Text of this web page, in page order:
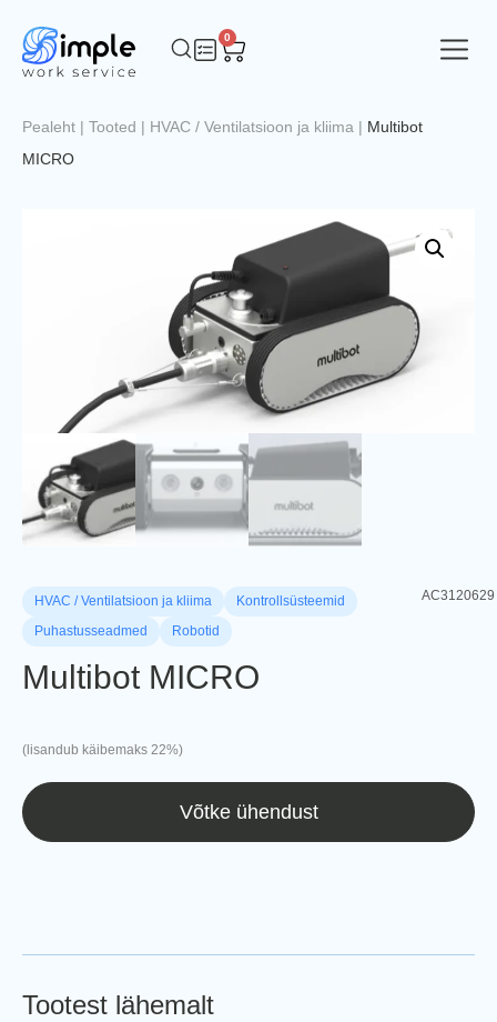
0
Pealeht | Tooted | HVAC / Ventilatsioon ja kliima | Multibot
MICRO
HVAC / Ventilatsioon ja kliima
Kontrollsüsteemid
Puhastusseadmed
Robotid
AC3120629
Multibot MICRO
(lisandub käibemaks 22%)
Võtke ühendust
Tootest lähemalt